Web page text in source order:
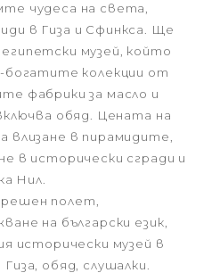
чудеса на света,
в Гиза и Сфинкса. Ще
музей, който
богатите колекции от
фабрики за масло и
обяд. Цената на
влизане в пирамидите,
в исторически сгради и
Нил.
полет,
на български език,
исторически музей в
обяд, слушалки.